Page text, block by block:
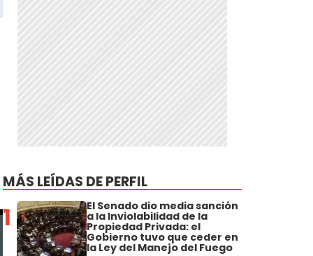
MÁS LEÍDAS DE PERFIL
1 El Senado dio media sanción
a la Inviolabilidad de la
Propiedad Privada: el
Gobierno tuvo que ceder en
la Ley del Manejo del Fuego